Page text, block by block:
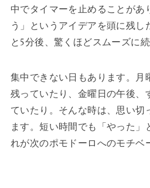
中でタイマーを止めることがあ
う」というアイデアを頭に残し
と5分後、驚くほどスムーズに
集中できない日もあります。月
残っていたり、金曜日の午後、
ていたり。そんな時は、思い切
ます。短い時間でも「やった」
れが次のポモドーロへのモチベ